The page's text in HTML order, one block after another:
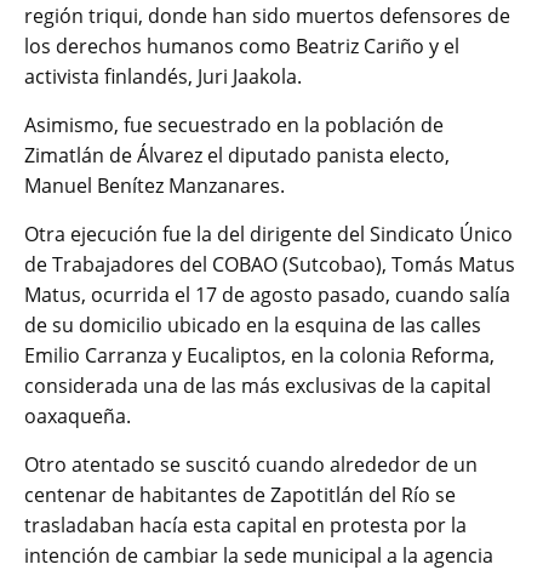
región triqui, donde han sido muertos defensores de
los derechos humanos como Beatriz Cariño y el
activista finlandés, Juri Jaakola.
Asimismo, fue secuestrado en la población de
Zimatlán de Álvarez el diputado panista electo,
Manuel Benítez Manzanares.
Otra ejecución fue la del dirigente del Sindicato Único
de Trabajadores del COBAO (Sutcobao), Tomás Matus
Matus, ocurrida el 17 de agosto pasado, cuando salía
de su domicilio ubicado en la esquina de las calles
Emilio Carranza y Eucaliptos, en la colonia Reforma,
considerada una de las más exclusivas de la capital
oaxaqueña.
Otro atentado se suscitó cuando alrededor de un
centenar de habitantes de Zapotitlán del Río se
trasladaban hacía esta capital en protesta por la
intención de cambiar la sede municipal a la agencia